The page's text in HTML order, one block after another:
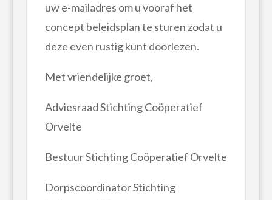
uw e-mailadres om u vooraf het
concept beleidsplan te sturen zodat u
deze even rustig kunt doorlezen.
Met vriendelijke groet,
Adviesraad Stichting Coöperatief
Orvelte
Bestuur Stichting Coöperatief Orvelte
Dorpscoordinator Stichting